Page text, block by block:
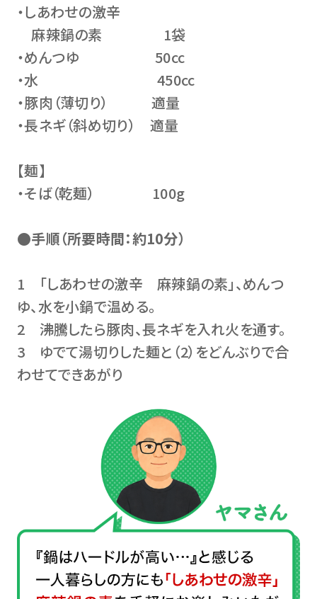
・しあわせの激辛
麻辣鍋の素 1袋
・めんつゆ 50cc
・水 450cc
・豚肉（薄切り） 適量
・長ネギ（斜め切り） 適量
【麺】
・そば（乾麺） 100g
●手順（所要時間：約10分）
1 「しあわせの激辛 麻辣鍋の素」、めんつ
ゆ、水を小鍋で温める。
2 沸騰したら豚肉、長ネギを入れ火を通す。
3 ゆでて湯切りした麺と（2）をどんぶりで合
わせてできあがり